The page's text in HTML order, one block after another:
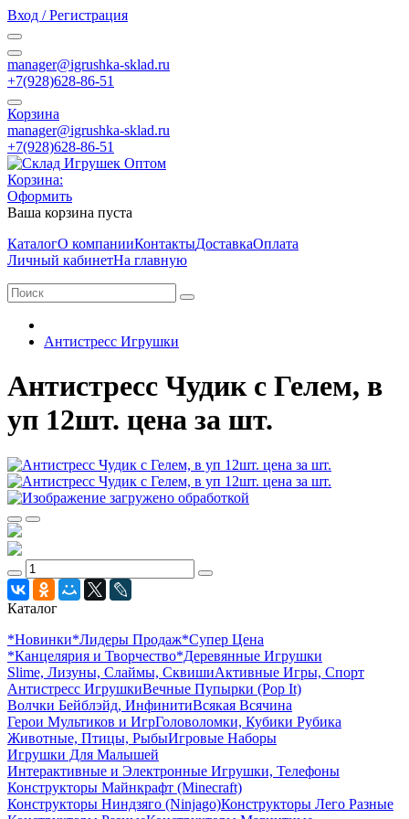
Вход / Регистрация
manager@igrushka-sklad.ru
+7(928)628-86-51
Корзина
manager@igrushka-sklad.ru
+7(928)628-86-51
Корзина:
Оформить
Ваша корзина пуста
КаталогО компанииКонтактыДоставкаОплата
Личный кабинетНа главную
Антистресс Игрушки
Антистресс Чудик с Гелем, в
уп 12шт. цена за шт.
Каталог
*Новинки*Лидеры Продаж*Супер Цена
*Канцелярия и Творчество*Деревянные Игрушки
Slime, Лизуны, Слаймы, СквишиАктивные Игры, Спорт
Антистресс ИгрушкиВечные Пупырки (Pop It)
Волчки Бейблэйд, ИнфинитиВсякая Всячина
Герои Мультиков и ИгрГоловоломки, Кубики Рубика
Животные, Птицы, РыбыИгровые Наборы
Игрушки Для Малышей
Интерактивные и Электронные Игрушки, Телефоны
Конструкторы Майнкрафт (Minecraft)
Конструкторы Ниндзяго (Ninjago)Конструкторы Лего Разные